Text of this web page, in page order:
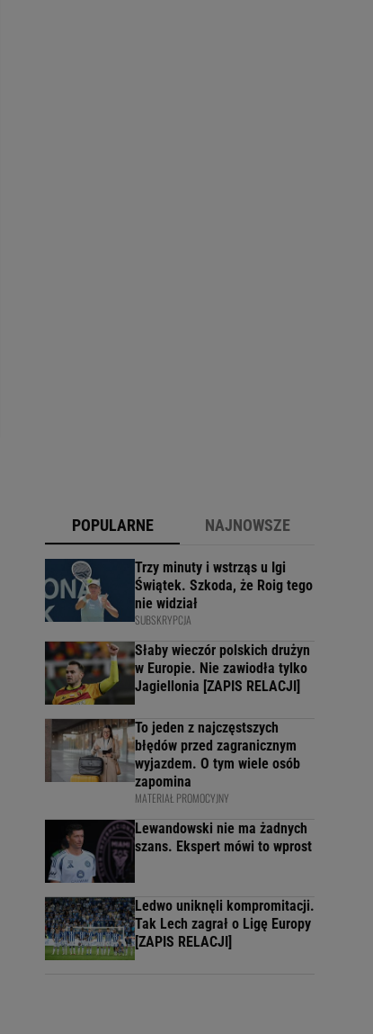
POPULARNE NAJNOWSZE
Trzy minuty i wstrząs u Igi
Świątek. Szkoda, że Roig tego
nie widział
SUBSKRYPCJA
Słaby wieczór polskich drużyn
w Europie. Nie zawiodła tylko
Jagiellonia [ZAPIS RELACJI]
To jeden z najczęstszych
błędów przed zagranicznym
wyjazdem. O tym wiele osób
zapomina
MATERIAŁ PROMOCYJNY
Lewandowski nie ma żadnych
szans. Ekspert mówi to wprost
Ledwo uniknęli kompromitacji.
Tak Lech zagrał o Ligę Europy
[ZAPIS RELACJI]